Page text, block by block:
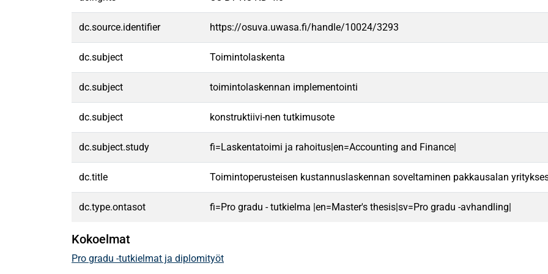
dc.source.identifier https://osuva.uwasa.fi/handle/10024/3293
dc.subject Toimintolaskenta
dc.subject toimintolaskennan implementointi
dc.subject konstruktiivi-nen tutkimusote
dc.subject.study fi=Laskentatoimi ja rahoitus|en=Accounting and Finance|
dc.title Toimintoperusteisen kustannuslaskennan soveltaminen pakkausalan
dc.type.ontasot fi=Pro gradu - tutkielma |en=Master's thesis|sv=Pro gradu -avhandling|
Kokoelmat
Pro gradu -tutkielmat ja diplomityöt